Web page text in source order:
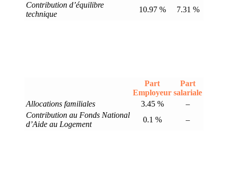
Contribution d’équilibre
technique
10.97 % 7.31 %
Part
Employeur
Part
salariale
Allocations familiales
3.45 %
–
Contribution au Fonds National
d’Aide au Logement
0.1 % –